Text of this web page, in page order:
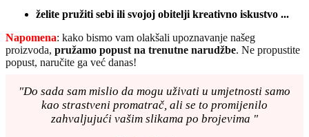
želite pružiti sebi ili svojoj obitelji kreativno iskustvo ...
Napomena: kako bismo vam olakšali upoznavanje našeg
proizvoda, pružamo popust na trenutne narudžbe. Ne propustite
popust, naručite ga već danas!
"Do sada sam mislio da mogu uživati u umjetnosti samo
kao strastveni promatrač, ali se to promijenilo
zahvaljujući vašim slikama po brojevima "